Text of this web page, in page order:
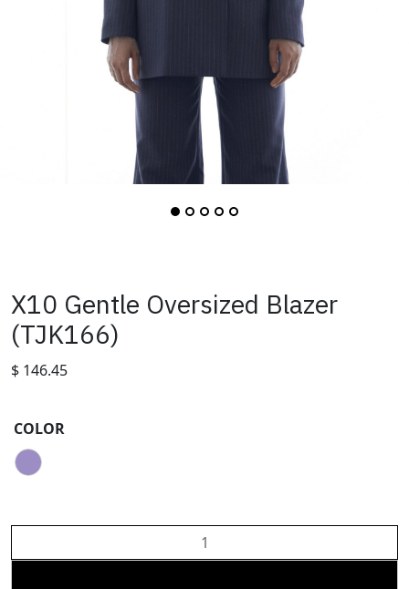
X10 Gentle Oversized Blazer
(TJK166)
$ 146.45
COLOR
Gentle